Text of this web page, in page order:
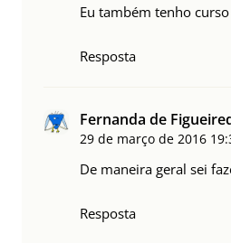
Eu também tenho
Resposta
Fernanda de
29 de março de 2016
De maneira geral sei
Resposta